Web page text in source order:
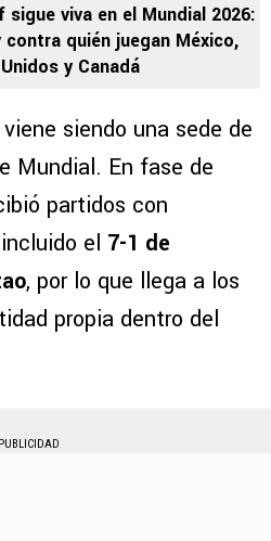
sigue viva en el Mundial 2026:
contra quién juegan México,
y Canadá
siendo una sede de
Mundial. En fase de
partidos con
el 7-1 de
, por lo que llega a los
propia dentro del
PUBLICIDAD